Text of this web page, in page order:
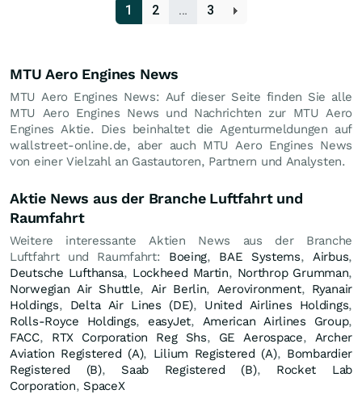
1 2 … 3
MTU Aero Engines News
MTU Aero Engines News: Auf dieser Seite finden Sie alle
MTU Aero Engines News und Nachrichten zur MTU Aero
Engines Aktie. Dies beinhaltet die Agenturmeldungen auf
wallstreet-online.de, aber auch MTU Aero Engines News
von einer Vielzahl an Gastautoren, Partnern und Analysten.
Aktie News aus der Branche Luftfahrt und
Raumfahrt
Weitere interessante Aktien News aus der Branche
Luftfahrt und Raumfahrt: Boeing, BAE Systems,Airbus,
Deutsche Lufthansa, Lockheed Martin, Northrop Grumman,
Norwegian Air Shuttle, Air Berlin, Aerovironment, Ryanair
Holdings, Delta Air Lines (DE), United Airlines Holdings,
Rolls-Royce Holdings, easyJet, American Airlines Group,
FACC, RTX Corporation Reg Shs, GE Aerospace, Archer
Aviation Registered (A), Lilium Registered (A), Bombardier
Registered (B), Saab Registered (B), Rocket Lab
Corporation, SpaceX